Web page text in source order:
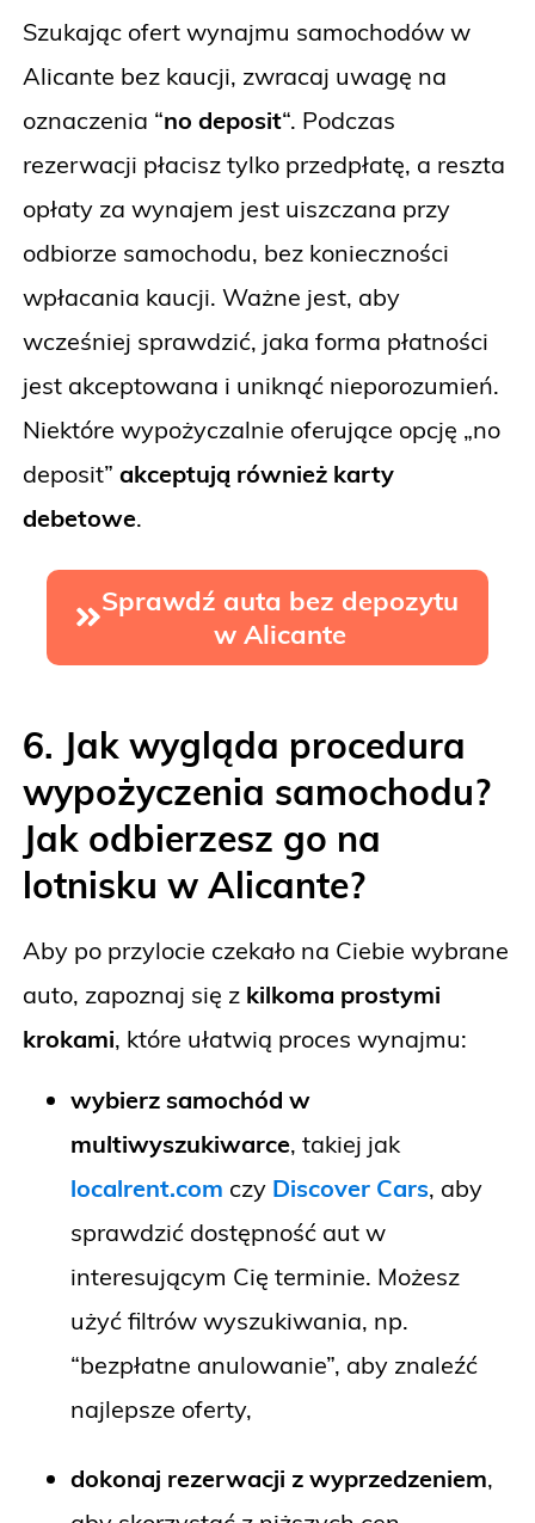
Szukając ofert wynajmu samochodów w
Alicante bez kaucji, zwracaj uwagę na
oznaczenia “no deposit“. Podczas
rezerwacji płacisz tylko przedpłatę, a reszta
opłaty za wynajem jest uiszczana przy
odbiorze samochodu, bez konieczności
wpłacania kaucji. Ważne jest, aby
wcześniej sprawdzić, jaka forma płatności
jest akceptowana i uniknąć nieporozumień.
Niektóre wypożyczalnie oferujące opcję „no
deposit” akceptują również karty
debetowe.
Sprawdź auta bez depozytu
w Alicante
6. Jak wygląda procedura
wypożyczenia samochodu?
Jak odbierzesz go na
lotnisku w Alicante?
Aby po przylocie czekało na Ciebie wybrane
auto, zapoznaj się z kilkoma prostymi
krokami, które ułatwią proces wynajmu:
wybierz samochód w
multiwyszukiwarce, takiej jak
localrent.com czy Discover Cars, aby
sprawdzić dostępność aut w
interesującym Cię terminie. Możesz
użyć filtrów wyszukiwania, np.
“bezpłatne anulowanie”, aby znaleźć
najlepsze oferty,
dokonaj rezerwacji z wyprzedzeniem,